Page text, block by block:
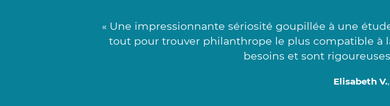
« Une impressionnante sériosité goupillée à une
tout pour trouver philanthrope le plus compatible à
besoins et sont
Elisabeth V.